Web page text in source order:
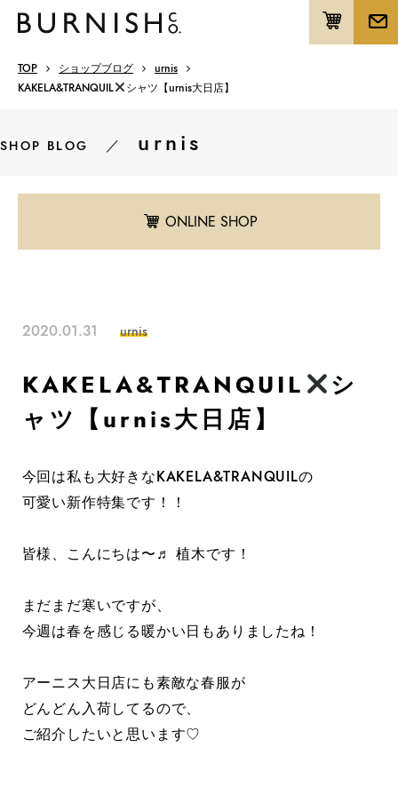
TOP ショップブログ
urnis
KAKELA&TRANQUIL
シャツ【urnis大日店】
SHOP BLOG ／ urnis
ONLINE SHOP
2020.01.31 urnis
KAKELA&TRANQUIL
シ
ャツ【urnis大日店】
今回は私も大好きなKAKELA&TRANQUILの
可愛い新作特集です！！
皆様、こんにちは〜♬ 植木です！
まだまだ寒いですが、
今週は春を感じる暖かい日もありましたね！
アーニス大日店にも素敵な春服が
どんどん入荷してるので、
ご紹介したいと思います♡